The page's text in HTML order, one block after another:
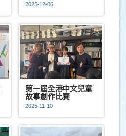
2025-12-06
第一屆全港中文兒童
故事創作比賽
2025-11-10